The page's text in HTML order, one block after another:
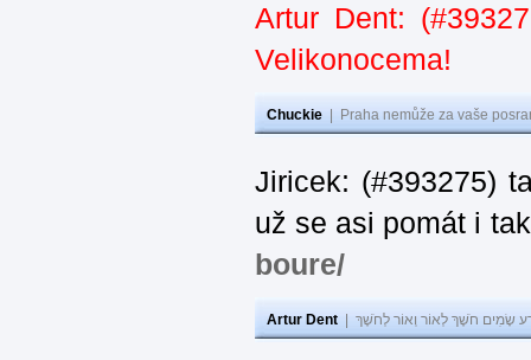
Artur Dent:
Velikonocema!
Chuckie Praha nemůže za vaše
Jiricek: (#393275)
už se asi pomát i
boure/
Artur Dent שָׂמִים חֹשֶׁךְ לְאוֹר וְאוֹר לְחֹשֶׁךְ